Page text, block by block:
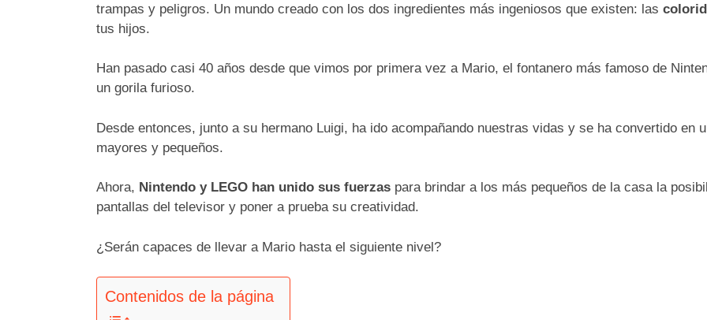
trampas y peligros. Un mundo creado con los dos ingredientes más ingeniosos que existen: las
tus hijos.
Han pasado casi 40 años desde que vimos por primera vez a Mario, el fontanero más famoso de
un gorila furioso.
Desde entonces, junto a su hermano Luigi, ha ido acompañando nuestras vidas y se ha convertido en
mayores y pequeños.
Ahora, Nintendo y LEGO han unido sus fuerzas para brindar a los más pequeños de la casa la
pantallas del televisor y poner a prueba su creatividad.
¿Serán capaces de llevar a Mario hasta el siguiente nivel?
Contenidos de la página